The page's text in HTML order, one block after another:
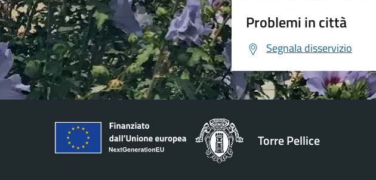
Problemi in città
Segnala disservizio
Torre Pellice